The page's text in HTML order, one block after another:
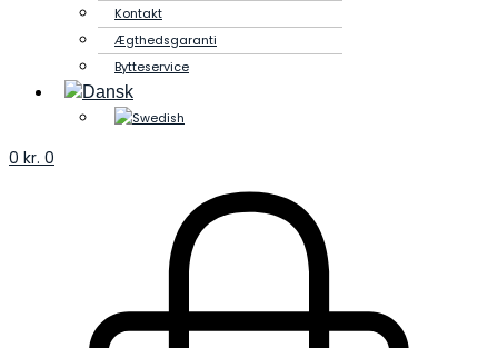
Kontakt
Ægthedsgaranti
Bytteservice
0 kr. 0